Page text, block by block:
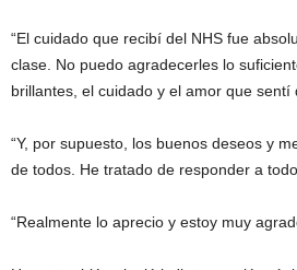
“El cuidado que recibí del NHS fue
clase. No puedo agradecerles lo
brillantes, el cuidado y el amor que sentí
“Y, por supuesto, los buenos deseos y
de todos. He tratado de responder a
“Realmente lo aprecio y estoy muy